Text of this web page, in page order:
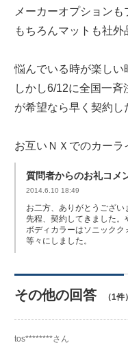
メーカーオプションも
もちろんマットも社
悩んでいる時が楽しい
しかし6/12に全国一
が希望なら早く契約し
お互いＮＸでのカーラ
質問者からのお礼コメ
2014.6.10 18:49
お二方、ありがとうござい
先程、契約してきました。
ボディカラーはソニックク
等々にしました。
その他の回答 （1件）
tos********さん